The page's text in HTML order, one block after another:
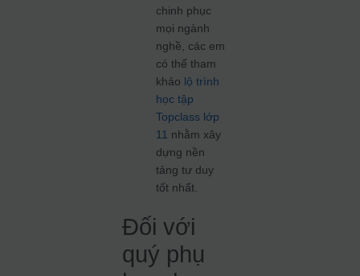
chinh phục
mọi ngành
nghề, các em
có thể tham
khảo lộ trình
học tập
Topclass lớp
11 nhằm xây
dựng nền
tảng tư duy
tốt nhất.
Đối với
quý phụ